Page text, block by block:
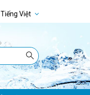
Tiếng Việt